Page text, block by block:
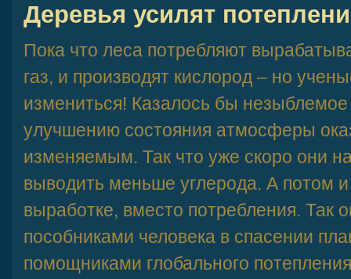
Деревья усилят
Пока что леса потребляют
газ, и производят кислород – но
измениться! Казалось бы
улучшению состояния атмосферы
изменяемым. Так что уже скоро они
выводить меньше углерода. А потом и
выработке, вместо потребления. Так
пособниками человека в спасении
помощниками глобального